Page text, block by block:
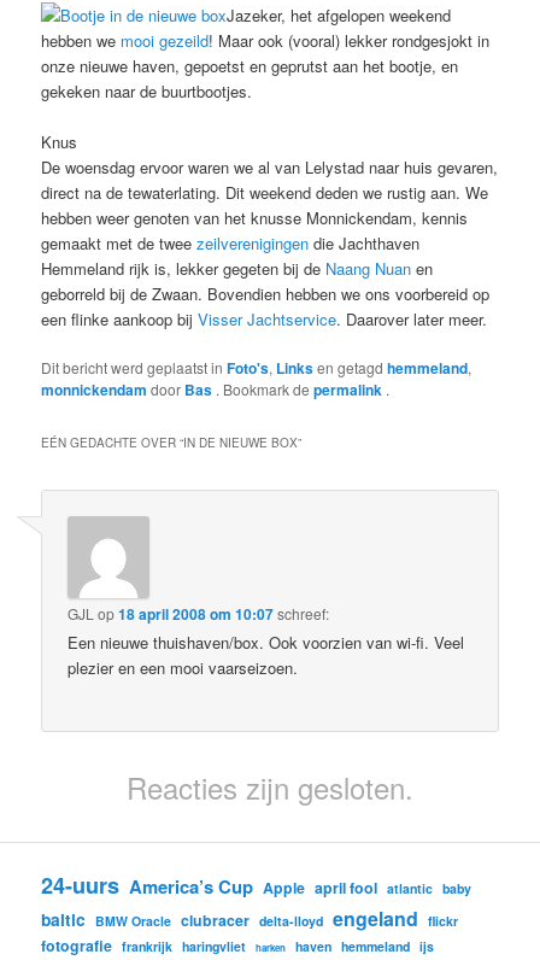
Jazeker, het afgelopen weekend
hebben we mooi gezeild! Maar ook (vooral) lekker rondgesjokt in
onze nieuwe haven, gepoetst en geprutst aan het bootje, en
gekeken naar de buurtbootjes.
Knus
De woensdag ervoor waren we al van Lelystad naar huis gevaren,
direct na de tewaterlating. Dit weekend deden we rustig aan. We
hebben weer genoten van het knusse Monnickendam, kennis
gemaakt met de tweezeilverenigingen die Jachthaven
Hemmeland rijk is, lekker gegeten bij de Naang Nuan en
geborreld bij de Zwaan. Bovendien hebben we ons voorbereid op
een flinke aankoop bijVisser Jachtservice. Daarover later meer.
Dit bericht werd geplaatst inFoto's, Linksen getagdhemmeland,
monnickendam door Bas . Bookmark depermalink .
EÉN GEDACHTE OVER “IN DE NIEUWE BOX”
GJL op18 april 2008 om 10:07schreef:
Een nieuwe thuishaven/box. Ook voorzien van wi-fi. Veel
plezier en een mooi vaarseizoen.
Reacties zijn gesloten.
24-uurs America’s Cup Apple april fool atlantic baby
baltic BMW Oracle clubracer delta-lloyd engeland flickr
fotografie frankrijk haringvliet harken haven hemmeland ijs